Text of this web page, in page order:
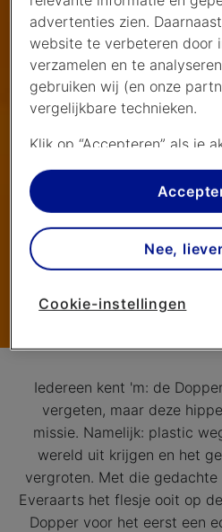
Dopper in Zaken
Iedereen kent 'm: de
vergeten, maar deze
missie. Namelijk: plastic
wereld uit krijgen en het
vergroten. Met die
Everaarts het flesje ooit op
Dopper voor het eerst een
advertenties zien.
website te verbeteren door
verzamelen en te
gebruiken wij (en onze
vergelijkbare technieken.
Klik op “Accepteren” als je
cookies. Kies je voor “Nee,
plaatsen we alleen strikt
de website goed te laten
dat we geen vormen van
toepassen.
cookies worden geplaatst.
privacy beleidlees je meer
Nee,
Cookie-instellingen